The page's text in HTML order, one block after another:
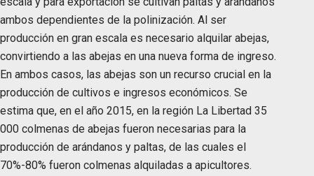
ambos dependientes de la polinización. Al ser
producción en gran escala es necesario alquilar abejas,
convirtiendo a las abejas en una nueva forma de ingreso.
En ambos casos, las abejas son un recurso crucial en la
producción de cultivos e ingresos económicos. Se
estima que, en el año 2015, en la región La Libertad 35
000 colmenas de abejas fueron necesarias para la
producción de arándanos y paltas, de las cuales el
70%-80% fueron colmenas alquiladas a apicultores.